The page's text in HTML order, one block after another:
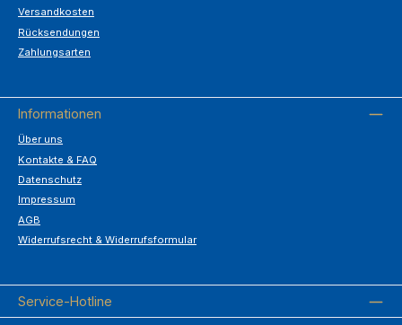
Versandkosten
Rücksendungen
Zahlungsarten
Informationen
Über uns
Kontakte & FAQ
Datenschutz
Impressum
AGB
Widerrufsrecht & Widerrufsformular
Service-Hotline